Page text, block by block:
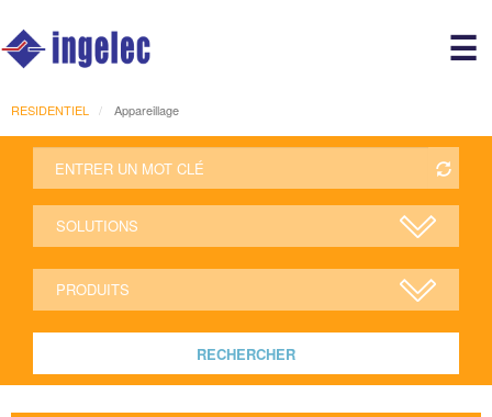
☰
RESIDENTIEL Appareillage
RECHERCHER